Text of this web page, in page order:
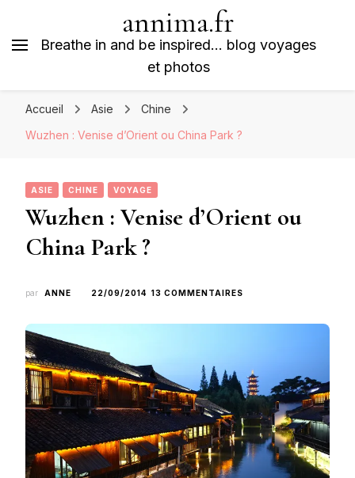
annima.fr
Breathe in and be inspired… blog voyages
et photos
Accueil Asie
Chine
Wuzhen : Venise d’Orient ou China Park ?
ASIE CHINE VOYAGE
Wuzhen : Venise d’Orient ou
China Park ?
par ANNE 22/09/2014 13 COMMENTAIRES
CHINA
PARK